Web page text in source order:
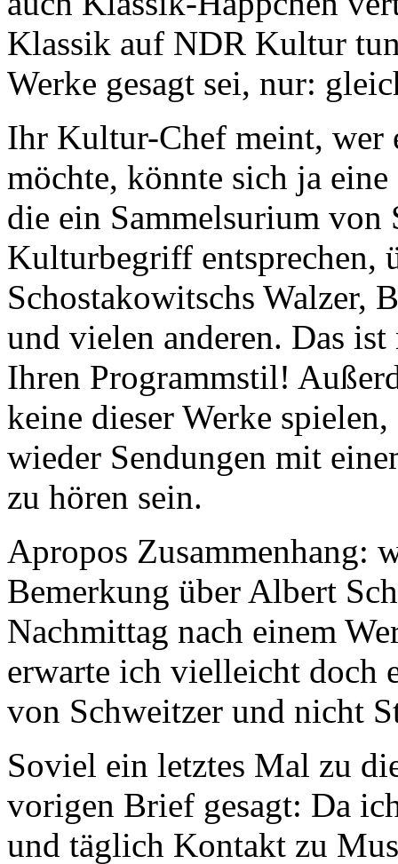
Klassik auf NDR Kultur
Werke gesagt sei, nur:
Ihr Kultur-Chef meint, wer
möchte, könnte sich ja
die ein Sammelsurium von
Kulturbegriff entsprechen,
Schostakowitschs Walzer,
und vielen anderen. Das
Ihren Programmstil!
keine dieser Werke
wieder Sendungen mit
zu hören sein.
Apropos Zusammenhang:
Bemerkung über Albert
Nachmittag nach einem
erwarte ich vielleicht doch
von Schweitzer und nicht
Soviel ein letztes Mal zu
vorigen Brief gesagt: Da
und täglich Kontakt zu